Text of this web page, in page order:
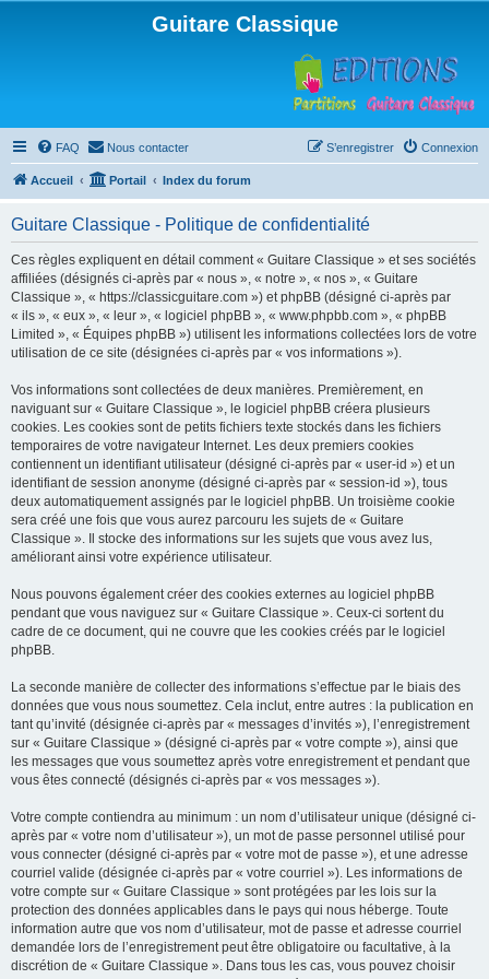
Guitare Classique
FAQ Nous contacter Connexion
S’enregistrer
Accueil Portail Index du forum
Guitare Classique - Politique de confidentialité
Ces règles expliquent en détail comment « Guitare Classique » et ses sociétés
affiliées (désignés ci-après par « nous », « notre », « nos », « Guitare
Classique », « https://classicguitare.com ») et phpBB (désigné ci-après par
« ils », « eux », « leur », « logiciel phpBB », « www.phpbb.com », « phpBB
Limited », « Équipes phpBB ») utilisent les informations collectées lors de votre
utilisation de ce site (désignées ci-après par « vos informations »).
Vos informations sont collectées de deux manières. Premièrement, en
naviguant sur « Guitare Classique », le logiciel phpBB créera plusieurs
cookies. Les cookies sont de petits fichiers texte stockés dans les fichiers
temporaires de votre navigateur Internet. Les deux premiers cookies
contiennent un identifiant utilisateur (désigné ci-après par « user-id ») et un
identifiant de session anonyme (désigné ci-après par « session-id »), tous
deux automatiquement assignés par le logiciel phpBB. Un troisième cookie
sera créé une fois que vous aurez parcouru les sujets de « Guitare
Classique ». Il stocke des informations sur les sujets que vous avez lus,
améliorant ainsi votre expérience utilisateur.
Nous pouvons également créer des cookies externes au logiciel phpBB
pendant que vous naviguez sur « Guitare Classique ». Ceux-ci sortent du
cadre de ce document, qui ne couvre que les cookies créés par le logiciel
phpBB.
La seconde manière de collecter des informations s’effectue par le biais des
données que vous nous soumettez. Cela inclut, entre autres : la publication en
tant qu’invité (désignée ci-après par « messages d’invités »), l’enregistrement
sur « Guitare Classique » (désigné ci-après par « votre compte »), ainsi que
les messages que vous soumettez après votre enregistrement et pendant que
vous êtes connecté (désignés ci-après par « vos messages »).
Votre compte contiendra au minimum : un nom d’utilisateur unique (désigné ci-
après par « votre nom d’utilisateur »), un mot de passe personnel utilisé pour
vous connecter (désigné ci-après par « votre mot de passe »), et une adresse
courriel valide (désignée ci-après par « votre courriel »). Les informations de
votre compte sur « Guitare Classique » sont protégées par les lois sur la
protection des données applicables dans le pays qui nous héberge. Toute
information autre que vos nom d’utilisateur, mot de passe et adresse courriel
demandée lors de l’enregistrement peut être obligatoire ou facultative, à la
discrétion de « Guitare Classique ». Dans tous les cas, vous pouvez choisir